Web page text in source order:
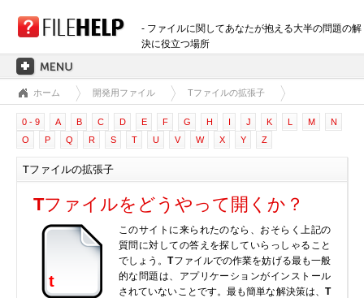
- ファイルに関してあなたが抱える大半の問題の解
決に役立つ場所
ホーム
拡張子のカテゴリー
3D画像ファイル
音声ファイル
データベースファイル
ホーム 開発用ファイル Tファイルの拡張子
0 - 9 A B C D E F G H I J K L M
N
O
P Q R S T U V W X Y Z
Tファイルの拡張子
Tファイルをどうやって開くか？
t
このサイトに来られたのなら、おそらく上記の
質問に対しての答えを探していらっしゃること
でしょう。Tファイルでの作業を妨げる最も一般
的な問題は、アプリケーションがインストール
されていないことです。最も簡単な解決策は、 T